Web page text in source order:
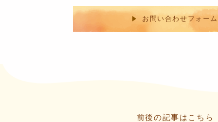
お問い合わせフォーム
前後の記事はこちら